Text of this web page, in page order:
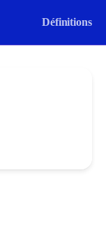
Définitions